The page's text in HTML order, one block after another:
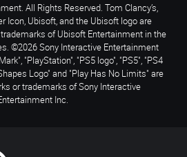
All Rights Reserved. Tom Clancy’s,
Icon, Ubisoft, and the Ubisoft logo are
of Ubisoft Entertainment in the
©2026 Sony Interactive Entertainment
"PlayStation", "PS5 logo", "PS5", "PS4
Logo" and "Play Has No Limits" are
or trademarks of Sony Interactive
Inc.